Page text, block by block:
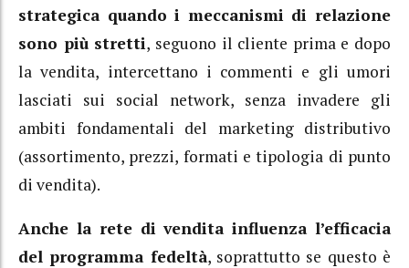
strategica quando i meccanismi di relazione
sono più stretti, seguono il cliente prima e dopo
la vendita, intercettano i commenti e gli umori
lasciati sui social network, senza invadere gli
ambiti fondamentali del marketing distributivo
(assortimento, prezzi, formati e tipologia di punto
di vendita).
Anche la rete di vendita influenza l’efficacia
del programma fedeltà, soprattutto se questo è